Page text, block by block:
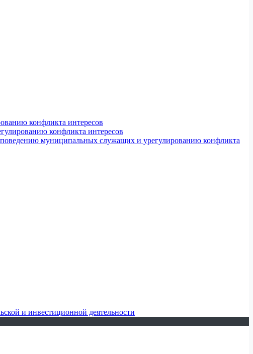
конфликта интересов
конфликта интересов
муниципальных служащих и урегулированию конфликта
и инвестиционной деятельности